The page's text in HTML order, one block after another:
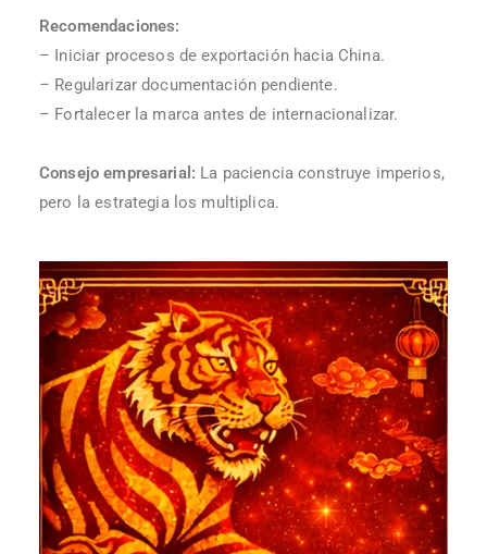
Recomendaciones:
– Iniciar procesos de exportación hacia China.
– Regularizar documentación pendiente.
– Fortalecer la marca antes de internacionalizar.
Consejo empresarial: La paciencia construye imperios,
pero la estrategia los multiplica.